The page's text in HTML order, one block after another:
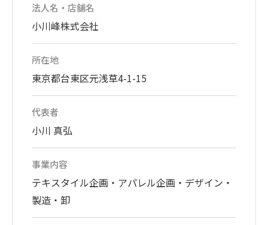
法人名・店舗名
小川峰株式会社
所在地
東京都台東区元浅草4-1-15
代表者
小川 真弘
事業内容
テキスタイル企画・アパレル企画・デザイン・
製造・卸